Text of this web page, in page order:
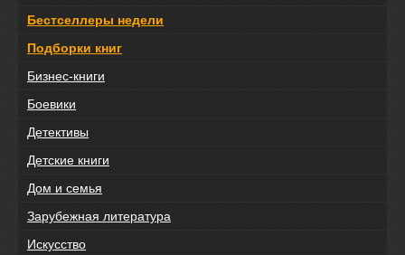
Бестселлеры недели
Подборки книг
Бизнес-книги
Боевики
Детективы
Детские книги
Дом и семья
Зарубежная литература
Искусство